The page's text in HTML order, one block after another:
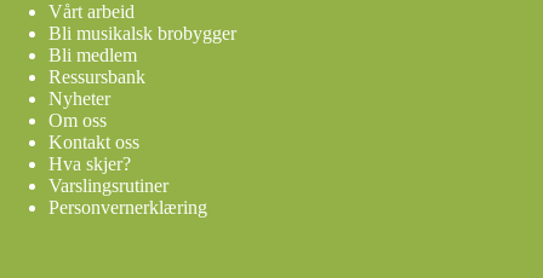
Vårt arbeid
Bli musikalsk brobygger
Bli medlem
Ressursbank
Nyheter
Om oss
Kontakt oss
Hva skjer?
Varslingsrutiner
Personvernerklæring